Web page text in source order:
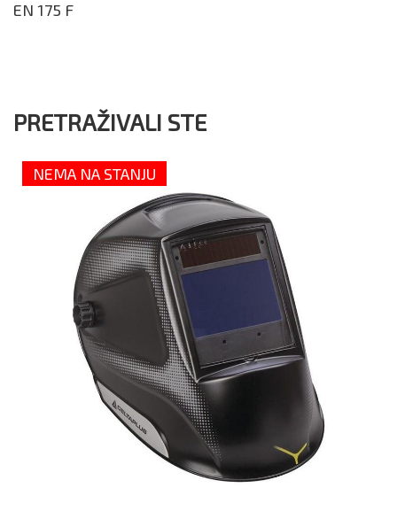
EN 175 F
PRETRAŽIVALI STE
NEMA NA STANJU